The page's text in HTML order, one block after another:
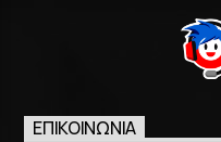
ΕΠΙΚΟΙΝΩΝΊΑ